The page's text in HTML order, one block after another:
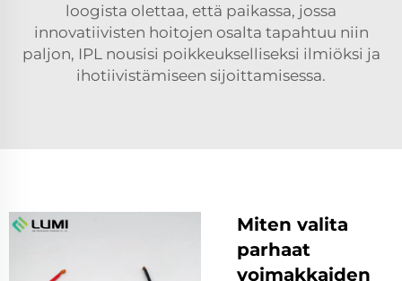
loogista olettaa, että paikassa, jossa
innovatiivisten hoitojen osalta tapahtuu niin
paljon, IPL nousisi poikkeukselliseksi ilmiöksi ja
ihotiivistämiseen sijoittamisessa.
Miten valita
parhaat
voimakkaiden